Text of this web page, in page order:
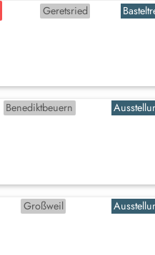
Geretsried
Benediktbeuern
Großweil